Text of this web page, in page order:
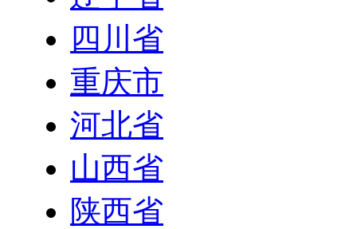
四川省
重庆市
河北省
山西省
陕西省